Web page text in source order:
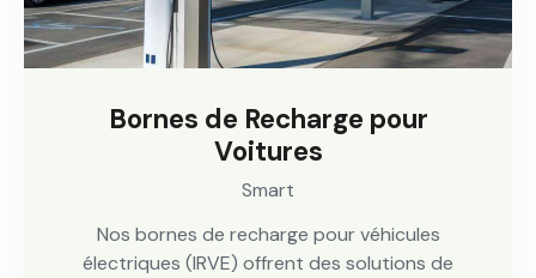
Bornes de Recharge pour
Voitures
Smart
Nos bornes de recharge pour véhicules
électriques (IRVE) offrent des solutions de